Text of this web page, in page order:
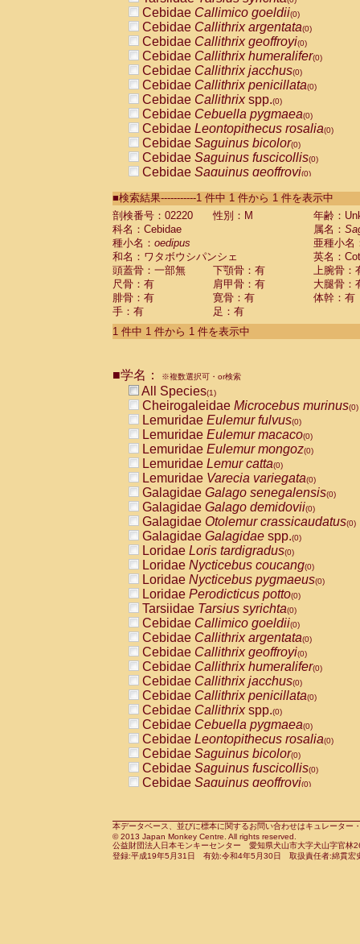
Cebidae Callimico goeldii(0)
Cebidae Callithrix argentata(0)
Cebidae Callithrix geoffroyi(0)
Cebidae Callithrix humeralifer(0)
Cebidae Callithrix jacchus(0)
Cebidae Callithrix penicillata(0)
Cebidae Callithrixspp.(0)
Cebidae Cebuella pygmaea(0)
Cebidae Leontopithecus rosalia(0)
Cebidae Saguinus bicolor(0)
Cebidae Saguinus fuscicollis(0)
Cebidae Saguinus geoffroyi(0)
CebidaeSaguinus labiatus(0)
Cebidae Saguinus leucopus (0)
Cebidae
Cebidae
CebidaeSaguinus nigricollis (0)
Cebidae Saguinus oedipus
Cebidae Saguinus weddelli
Cebidae Saguinusspp.
Cebidae Aotus trivirgatus
Cebidae Cebus albifrons
CebidaeCebus nigrivittatus
CebidaeCebus
CebidaeSaimiri boliviensis(0)
CebidaeSaimiri sciureus(0)
AtelidaeAlouatta caraya(0)
AtelidaeAlouatta fusca(0)
AtelidaeAlouatta seniculus
AtelidaeAlouattaspp.(0)
AtelidaeAteles belzebuth(0)
AtelidaeAteles geoffroyi(0)
AtelidaeAteles paniscus(0)
AtelidaeAtelesspp.(0)
Atelidae Lagothrix lagothricha
AtelidaeLagothrix lagothricha cana
PitheciidaeCacajao calvus
PitheciidaeCallicebus cupreus
PitheciidaeCallicebus donacophilus
PitheciidaeCallicebus moloch
PitheciidaeCallicebus torquatus
PitheciidaeCallicebusspp.(0)
PitheciidaeChiropotes satanas(0)
PitheciidaePithecia monachus
PitheciidaePithecia pithecia(0)
CercopithecidaeCercocebus agilis
CercopithecidaeCercocebus
CercopithecidaeCercocebus
CercopithecidaeCercocebus
CercopithecidaeCercocebus
CercopithecidaeCercocebushybrid
CercopithecidaePapio anubis(0)
CercopithecidaePapio cynocephalus
CercopithecidaePapio hamadryas(0)
■検索結果-----------1 件中 1 件から 1 件を表示中
剖検番号：02220
性別：M
年齢：
科名：Cebidae
属名：
種小名： oedipus
亜種小名
和名：ワタボウシパンシェ
英名：
頭蓋骨：一部無
下顎骨：有
上腕骨：
尺骨：有
肩甲骨：有
大腿骨：
腓骨：有
寛骨：有
体幹：有
手：有
足：有
1 件中 1 件から 1 件を表示中
■学名： ※複数選択可・or検索
All Species(1)
Cheirogaleidae Microcebus murinus(0)
Lemuridae Eulemur fulvus(0)
Lemuridae Eulemur macaco(0)
Lemuridae Eulemur mongoz(0)
Lemuridae Lemur catta(0)
Lemuridae Varecia variegata(0)
Galagidae Galago senegalensis(0)
Galagidae Galago demidovii(0)
Galagidae Otolemur crassicaudatus(0)
Galagidae Galagidae spp.(0)
Loridae Loris tardigradus(0)
Loridae Nycticebus coucang(0)
Loridae Nycticebus pygmaeus(0)
Loridae Perodicticus potto(0)
Tarsiidae Tarsius syrichta(0)
Cebidae Callimico goeldii(0)
Cebidae Callithrix argentata(0)
Cebidae Callithrix geoffroyi(0)
Cebidae Callithrix humeralifer(0)
Cebidae Callithrix jacchus(0)
Cebidae Callithrix penicillata(0)
Cebidae Callithrixspp.(0)
Cebidae Cebuella pygmaea(0)
Cebidae Leontopithecus rosalia(0)
Cebidae Saguinus bicolor(0)
Cebidae Saguinus fuscicollis(0)
Cebidae Saguinus geoffroyi(0)
CebidaeSaguinus leucopus(0)
CebidaeSaguinus midas(0)
Cebidae Saguinus mystax(0)
本データベース、並びに標本に関するお問い合わせはキュレータ
© 2013 Japan Monkey Centre. All rights reserved.
公益財団法人日本モンキーセンター 愛知県犬山市大字犬山字官
登録:平成19年5月31日 有効:令和4年5月30日 取扱責任者:綿貫宏